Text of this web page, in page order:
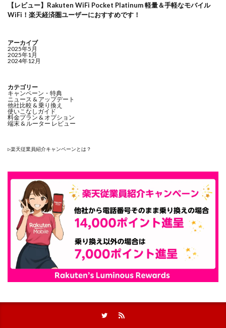
【レビュー】Rakuten WiFi Pocket Platinum 軽量＆手軽なモバイル
WiFi！楽天経済圏ユーザーにおすすめです！
アーカイブ
2025年5月
2025年1月
2024年12月
カテゴリー
キャンペーン・特典
ニュース & アップデート
他社比較 & 乗り換え
使いこなしガイド
料金プラン & オプション
端末 & ルーター レビュー
▷楽天従業員紹介キャンペーンとは？